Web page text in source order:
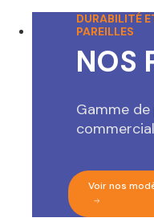
DURABILITÉ
PAREILLES
NOS
Gamme
Voir nos